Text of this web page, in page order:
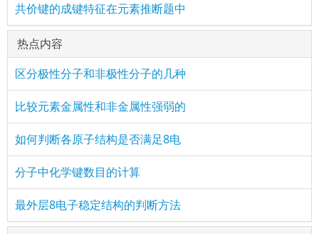
共价键的成键特征在元素推断题中
热点内容
区分极性分子和非极性分子的几种
比较元素金属性和非金属性强弱的
如何判断各原子结构是否满足8电
分子中化学键数目的计算
最外层8电子稳定结构的判断方法